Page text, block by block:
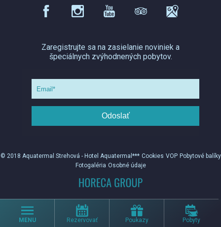
Zaregistrujte sa na zasielanie noviniek a
špeciálnych zvýhodnených pobytov.
Odoslať
© 2018 Aquatermal Strehová - Hotel Aquatermal*** Cookies VOP Pobytové balíky
Fotogaléria Osobné údaje
MENU Rezervovať Poukazy Pobyty